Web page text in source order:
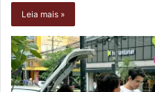
Leia mais »